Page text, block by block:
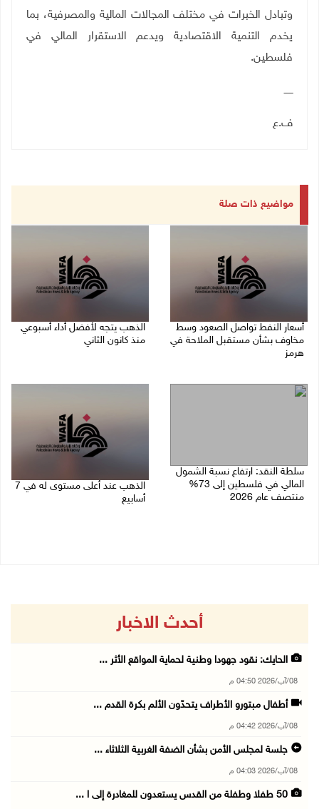
وتبادل الخبرات في مختلف المجالات المالية والمصرفية، بما
يخدم التنمية الاقتصادية ويدعم الاستقرار المالي في
فلسطين.
ــــــ
ف.ع
مواضيع ذات صلة
أسعار النفط تواصل الصعود وسط
مخاوف بشأن مستقبل الملاحة في
هرمز
الذهب يتجه لأفضل أداء أسبوعي
منذ كانون الثاني
سلطة النقد: ارتفاع نسبة الشمول
المالي في فلسطين إلى 73%
منتصف عام 2026
الذهب عند أعلى مستوى له في 7
أسابيع
أحدث الاخبار
الحايك: نقود جهودا وطنية لحماية المواقع الأثر ...
08/آب/2026 04:50 م
أطفال مبتورو الأطراف يتحدّون الألم بكرة القدم ...
08/آب/2026 04:42 م
جلسة لمجلس الأمن بشأن الضفة الغربية الثلاثاء ...
08/آب/2026 04:03 م
50 طفلا وطفلة من القدس يستعدون للمغادرة إلى ا ...